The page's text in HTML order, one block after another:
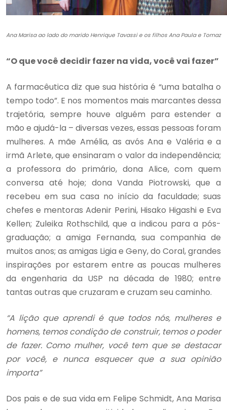
Ana Marisa ao lado do marido Henrique Tavassi e os filhos Ana Paula e Tomaz
“O que você decidir fazer na vida, você vai fazer”
A farmacêutica diz que sua história é “uma batalha o
tempo todo”. E nos momentos mais marcantes dessa
trajetória, sempre houve alguém para estender a
mão e ajudá-la – diversas vezes, essas pessoas foram
mulheres. A mãe Amélia, as avós Ana e Valéria e a
irmã Arlete, que ensinaram o valor da independência;
a professora do primário, dona Alice, com quem
conversa até hoje; dona Vanda Piotrowski, que a
recebeu em sua casa no início da faculdade; suas
chefes e mentoras Adenir Perini, Hisako Higashi e Eva
Kellen; Zuleika Rothschild, que a indicou para a pós-
graduação; a amiga Fernanda, sua companhia de
muitos anos; as amigas Ligia e Geny, do Coral, grandes
inspirações por estarem entre as poucas mulheres
da engenharia da USP na década de 1980; entre
tantas outras que cruzaram e cruzam seu caminho.
“A lição que aprendi é que todos nós, mulheres e
homens, temos condição de construir, temos o poder
de fazer. Como mulher, você tem que se destacar
por você, e nunca esquecer que a sua opinião
importa”
Dos pais e de sua vida em Felipe Schmidt, Ana Marisa